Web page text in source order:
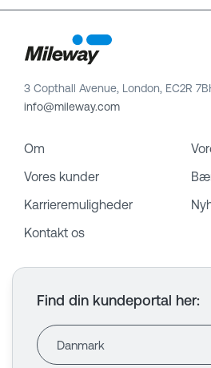
3 Copthall Avenue, London, EC2R
info@mileway.com
Om
Vores kunder
Karrieremuligheder
Kontakt os
Find din kundeportal her: